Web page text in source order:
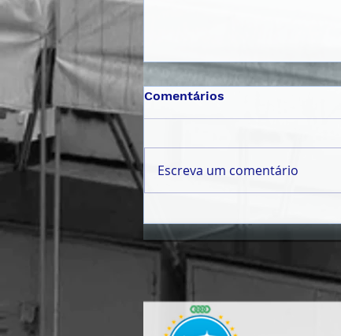
𝟮𝟬𝟮𝟲 | 𝗣𝗔𝗟𝗘𝗦𝗧𝗥𝗔
𝗜𝗡𝗖𝗘𝗡𝗧𝗜𝗩𝗔 𝗝𝗢𝗩𝗘𝗡𝗦 À
𝗖𝗜𝗗𝗔𝗗𝗔𝗡𝗜𝗔 𝗔𝗧𝗜𝗩𝗔 𝗘
𝗣𝗔𝗥𝗧𝗜𝗖𝗜𝗣𝗔ÇÃ𝗢 𝗖Í𝗩𝗜𝗖𝗔
Comentários
Escreva um comentário